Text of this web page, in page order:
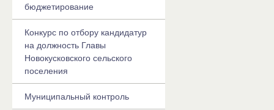
бюджетирование
Конкурс по отбору кандидатур
на должность Главы
Новокусковского сельского
поселения
Муниципальный контроль